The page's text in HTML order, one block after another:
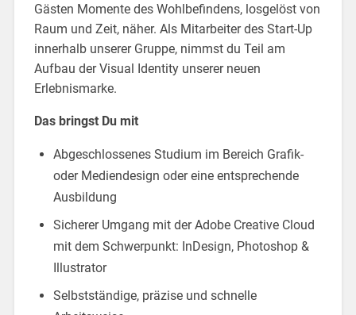
Gästen Momente des Wohlbefindens, losgelöst von
Raum und Zeit, näher. Als Mitarbeiter des Start-Up
innerhalb unserer Gruppe, nimmst du Teil am
Aufbau der Visual Identity unserer neuen
Erlebnismarke.
Das bringst Du mit
Abgeschlossenes Studium im Bereich Grafik-
oder Mediendesign oder eine entsprechende
Ausbildung
Sicherer Umgang mit der Adobe Creative Cloud
mit dem Schwerpunkt: InDesign, Photoshop &
Illustrator
Selbstständige, präzise und schnelle